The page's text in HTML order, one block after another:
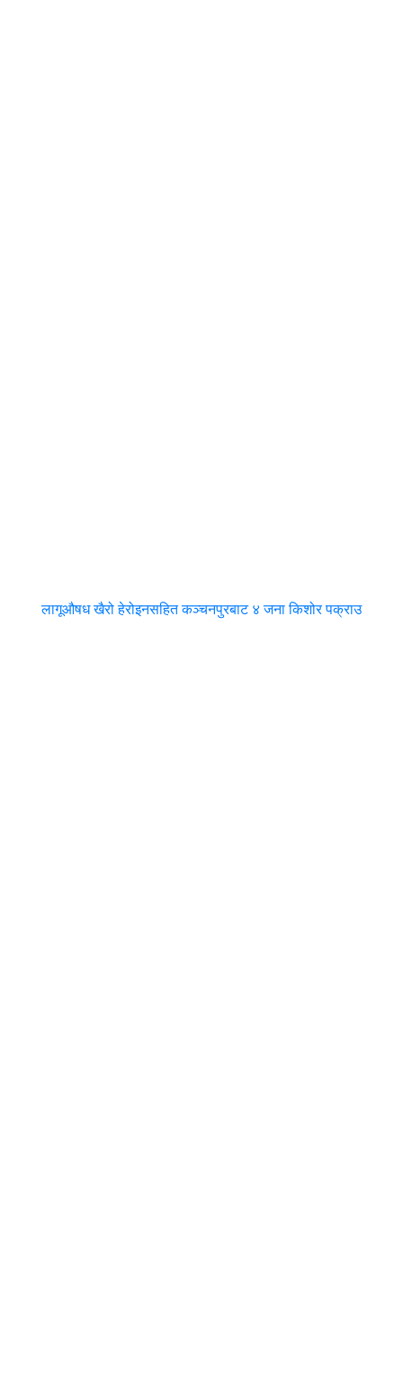
लागूऔषध खैरो हेरोइनसहित कञ्चनपुरबाट ४ जना किशोर पक्राउ